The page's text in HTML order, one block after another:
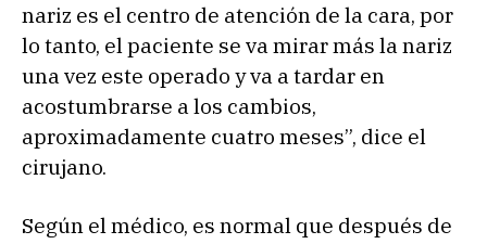
nariz es el centro de atención de la cara, por
lo tanto, el paciente se va mirar más la nariz
una vez este operado y va a tardar en
acostumbrarse a los cambios,
aproximadamente cuatro meses”, dice el
cirujano.
Según el médico, es normal que después de